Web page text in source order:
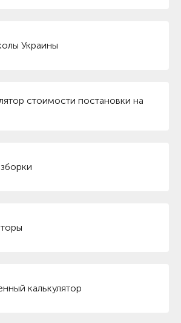
Украины
стоимости постановки на
калькулятор